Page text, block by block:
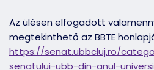
Az ülésen elfogadott
megtekinthető az BBTE
https://senat.ubbcluj.ro/
senatului-ubb-din-anul-